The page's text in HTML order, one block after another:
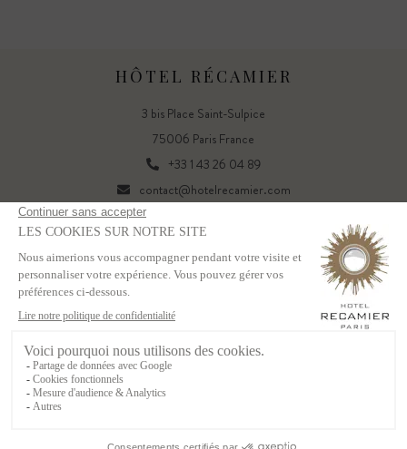
HÔTEL RÉCAMIER
3 bis Place Saint-Sulpice
75006 Paris France
+33 1 43 26 04 89
contact@hotelrecamier.com
Powered by